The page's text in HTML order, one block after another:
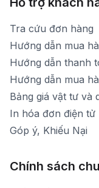
Tra cứu đơn hàng
Hướng dẫn mua
Hướng dẫn thanh
Hướng dẫn mua
Bảng giá vật tư và
In hóa đơn điện tử
Góp ý, Khiếu Nại
Chính sách